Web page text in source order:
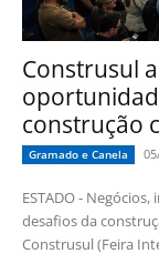
Construsul
construção
Gramado e Canela
ESTADO -
desafios da
Construsul (Feira